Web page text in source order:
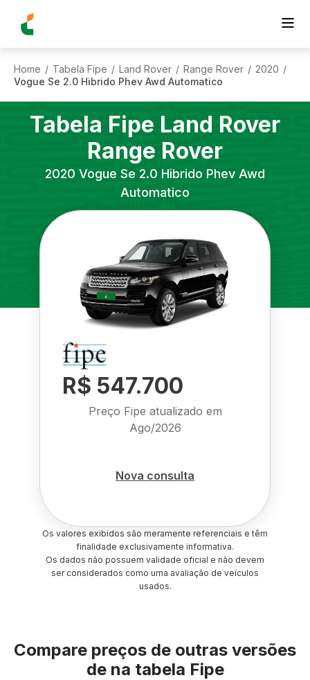
Home / Tabela Fipe / Land Rover / Range Rover / 2020 /
Vogue Se 2.0 Hibrido Phev Awd Automatico
Tabela Fipe Land Rover
Range Rover
2020 Vogue Se 2.0 Hibrido Phev Awd
Automatico
R$ 547.700
Preço Fipe atualizado em
Ago/2026
Nova consulta
Os valores exibidos são meramente referenciais e têm
finalidade exclusivamente informativa.
Os dados não possuem validade oficial e não devem
ser considerados como uma avaliação de veículos
usados.
Compare preços de outras versões
de na tabela Fipe